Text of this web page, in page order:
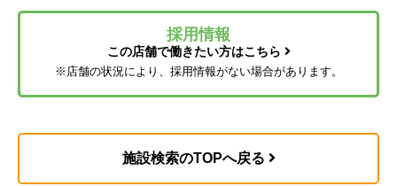
通所介護（デイサービス）
上するための機能訓練、口腔機能向上サービスな
どを日帰りで提供します。
リハビリデイサービス コンパスウォークはこ
採用情報
この店舗で働きたい方はこちら
※店舗の状況により、採用情報がない場合があります。
施設検索のTOPへ戻る